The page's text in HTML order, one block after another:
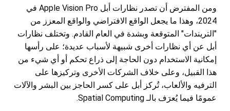
ومن المفترض أن تصدر نظارات أبل Apple Vision Pro في
2024، وهذا ما يجعل الواقع الافتراضي والواقع المعزز من
"التريندات" المتوقعة وبشدة في العام القادم. وتختلف نظارات
أبل عن أي نظارات أخرى شبيهة لأسباب عديدة؛ على رأسها
إمكانية الاستخدام دون الحاجة إلى ذراع تحكم أو أي شيء من
هذا القبيل، وعلى خلاف الشركات الأخرى وتركيزها على
الترفيه والألعاب، تُركز أبل على كسر الحاجز بين البشر والآلات
عمومًا فيما يُعرَف بالـ Spatial Computing.